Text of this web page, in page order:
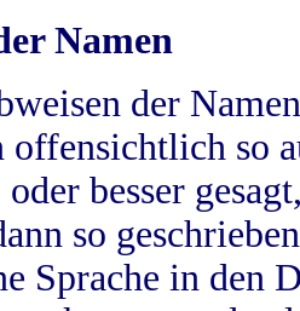
Namen
der
offensichtlich so
besser
so
Sprache in